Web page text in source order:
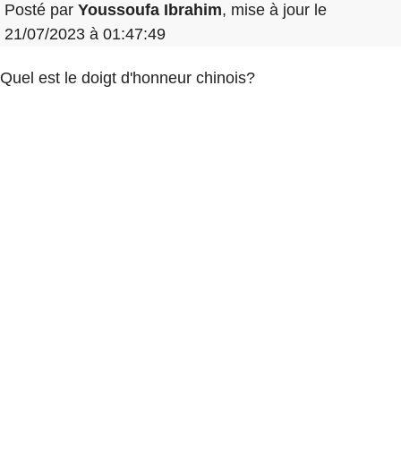
Posté par Youssoufa Ibrahim, mise à jour le
21/07/2023 à 01:47:49
Quel est le doigt d'honneur chinois?